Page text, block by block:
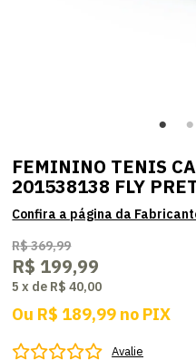
FEMININO TENIS
201538138 FLY
R$ 369,99
R$ 199,99
5 x de R$ 40,00
Ou R$ 189,99 no PIX
Avalie